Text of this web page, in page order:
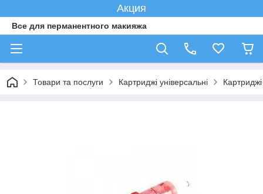
Акция
Все для перманентного макияжа
Товари та послуги Картриджі універсальні